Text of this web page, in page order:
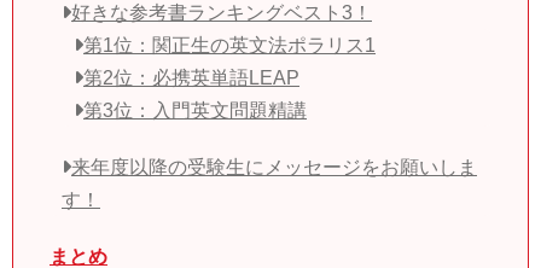
好きな参考書ランキングベスト3！
第1位：関正生の英文法ポラリス1
第2位：必携英単語LEAP
第3位：入門英文問題精講
来年度以降の受験生にメッセージをお願いしま
す！
まとめ